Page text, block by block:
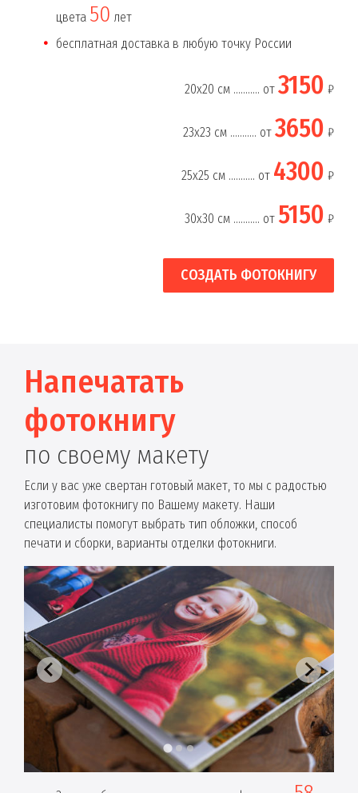
цвета 50 лет
бесплатная доставка в любую точку России
20х20 см ........... от 3150 ₽
23х23 см ........... от 3650 ₽
25х25 см ........... от 4300 ₽
30х30 см ........... от 5150 ₽
СОЗДАТЬ ФОТОКНИГУ
Напечатать
фотокнигу
по своему макету
Если у вас уже свертан готовый макет, то мы с радостью
изготовим фотокнигу по Вашему макету. Наши
специалисты помогут выбрать тип обложки, способ
печати и сборки, варианты отделки фотокниги.